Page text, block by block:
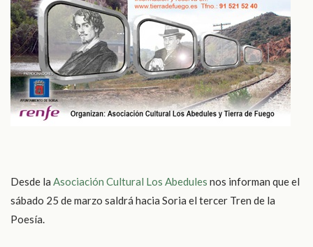
Desde la Asociación Cultural Los Abedules nos informan que el
sábado 25 de marzo saldrá hacia Soria el tercer Tren de la
Poesía.